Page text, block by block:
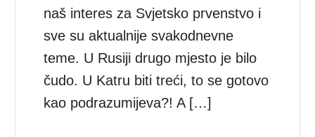
naš interes za Svjetsko prvenstvo i
sve su aktualnije svakodnevne
teme. U Rusiji drugo mjesto je bilo
čudo. U Katru biti treći, to se gotovo
kao podrazumijeva?! A […]